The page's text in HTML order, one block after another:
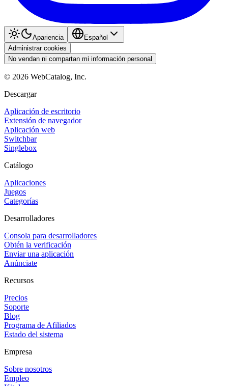
Apariencia
Español
Administrar cookies
No vendan ni compartan mi información personal
© 2026 WebCatalog, Inc.
Descargar
Aplicación de escritorio
Extensión de navegador
Aplicación web
Switchbar
Singlebox
Catálogo
Aplicaciones
Juegos
Categorías
Desarrolladores
Consola para desarrolladores
Obtén la verificación
Enviar una aplicación
Anúnciate
Recursos
Precios
Soporte
Blog
Programa de Afiliados
Estado del sistema
Empresa
Sobre nosotros
Empleo